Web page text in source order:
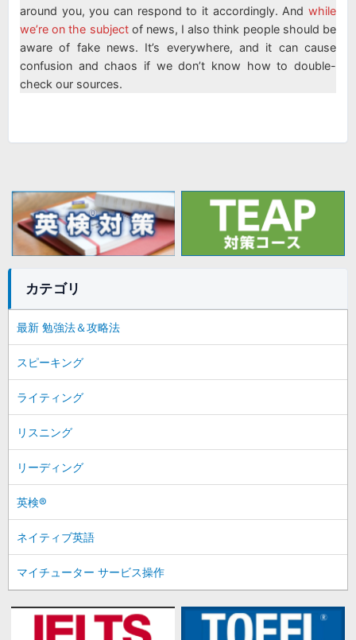
around you, you can respond to it accordingly. And while
we’re on the subject of news, I also think people should be
aware of fake news. It’s everywhere, and it can cause
confusion and chaos if we don’t know how to double-
check our sources.
カテゴリ
最新 勉強法＆攻略法
スピーキング
ライティング
リスニング
リーディング
英検®
ネイティブ英語
マイチューター サービス操作